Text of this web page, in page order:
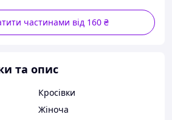
частинами від 160 ₴
та опис
Кросівки
Жіноча